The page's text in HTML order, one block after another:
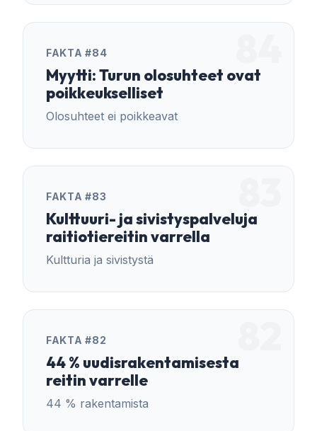
viestinnällä.
FAKTA #84
Myytti: Turun olosuhteet ovat
poikkeukselliset
Olosuhteet ei poikkeavat
FAKTA #83
Kulttuuri- ja sivistyspalveluja
raitiotiereitin varrella
Kultturia ja sivistystä
FAKTA #82
44 % uudisrakentamisesta
reitin varrelle
44 % rakentamista